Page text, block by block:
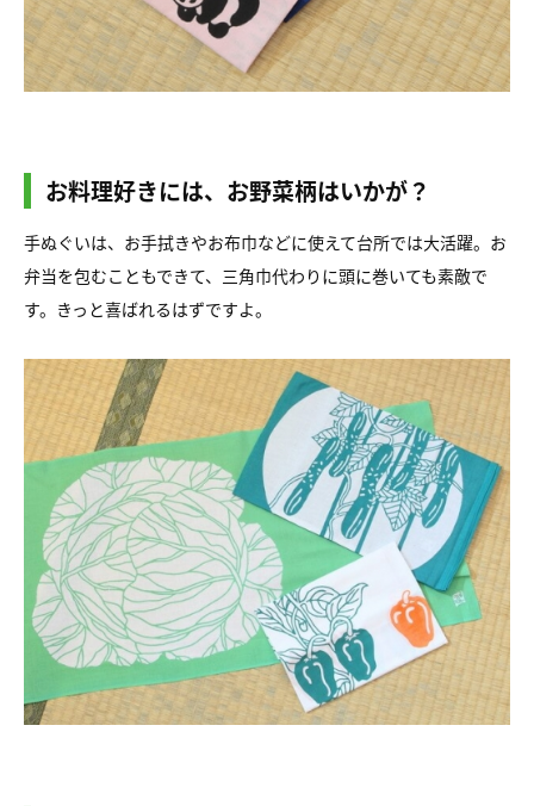
お料理好きには、お野菜柄はいかが？
手ぬぐいは、お手拭きやお布巾などに使えて台所では大活躍。お
弁当を包むこともできて、三角巾代わりに頭に巻いても素敵で
す。きっと喜ばれるはずですよ。